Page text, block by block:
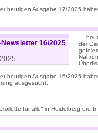
heutigen Ausgabe 17/2025
Newsletter 16/2025
…
der
heutigen Ausgabe 16/2025
ausgesucht:
für alle“ in Heidelberg